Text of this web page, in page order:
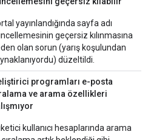
yayınlandığında sayfa adı
geçersiz kılınmasına
olan sorun (yarış koşulundan
düzeltildi.
programları e-posta
ve arama özellikleri
kullanıcı hesaplarında arama